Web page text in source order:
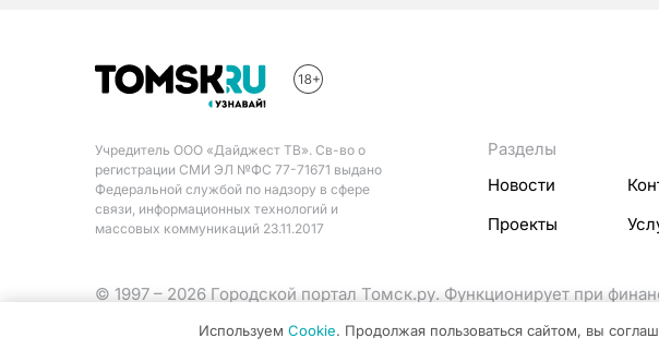
Учредитель ООО «Дайджест ТВ». Св-во о
регистрации СМИ ЭЛ №ФС 77-71671 выдано
Федеральной службой по надзору в сфере
связи, информационных технологий и
массовых коммуникаций 23.11.2017
Разделы
Новости
Проекты
© 1997 – 2026 Городской портал Томск.ру. Функционирует при
Используем Cookie. Продолжая пользоваться сайтом, вы